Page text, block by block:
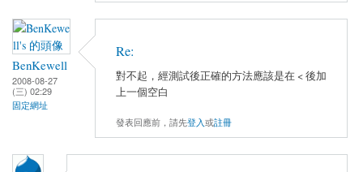
BenKewell
2008-08-27
(三) 02:29
固定網址
Re:
對不起，經測試後正確的方法應該是在 < 後加
上一個空白
發表回應前，請先登入或註冊